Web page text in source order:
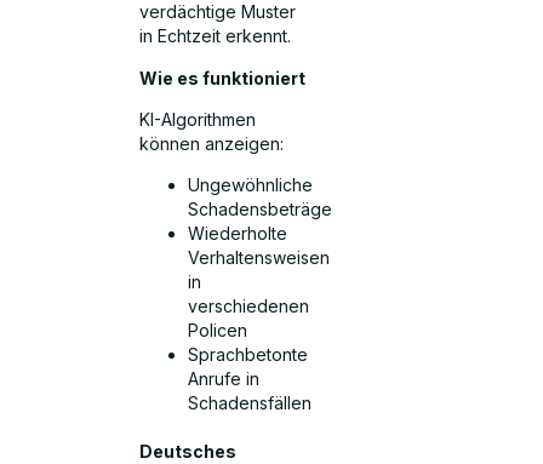
verdächtige Muster
in Echtzeit erkennt.
Wie es funktioniert
KI-Algorithmen
können anzeigen:
Ungewöhnliche
Schadensbeträge
Wiederholte
Verhaltensweisen
in
verschiedenen
Policen
Sprachbetonte
Anrufe in
Schadensfällen
Deutsches